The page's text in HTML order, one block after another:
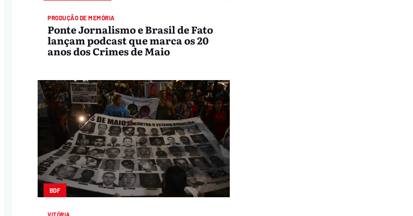
PRODUÇÃO DE MEMÓRIA
Ponte Jornalismo e Brasil de Fato
lançam podcast que marca os 20
anos dos Crimes de Maio
BDF
VITÓRIA